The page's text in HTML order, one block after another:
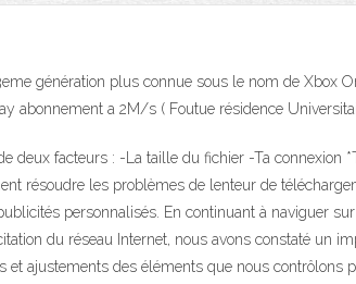
génération plus connue sous le nom de Xbox
abonnement a 2M/s ( Foutue résidence
deux facteurs : -La taille du fichier -Ta connexion
résoudre les problèmes de lenteur de
personnalisés. En continuant à naviguer
du réseau Internet, nous avons constaté un
ajustements des éléments que nous contrôlons